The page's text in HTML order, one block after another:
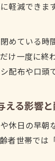
軽減でき
めている
け一度に
配布や口頭
る影響
休日の早
者世帯で